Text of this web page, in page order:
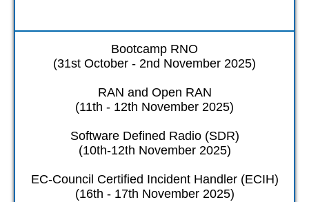
Bootcamp RNO
(31st October - 2nd November 2025)
RAN and Open RAN
(11th - 12th November 2025)
Software Defined Radio (SDR)
(10th-12th November 2025)
EC-Council Certified Incident Handler (ECIH)
(16th - 17th November 2025)